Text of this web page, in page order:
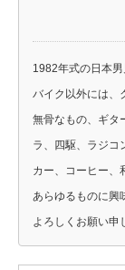
1982年式の日本
バイク以外には、
無骨なもの、ギタ
ラ、四駆、ラジコ
カー、コーヒー、
あらゆるものに興
よろしくお願い申